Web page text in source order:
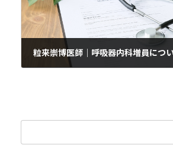
粒来崇博医師｜呼吸器内科増員につ